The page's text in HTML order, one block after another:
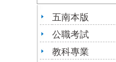
五南本版
公職考試
教科專業